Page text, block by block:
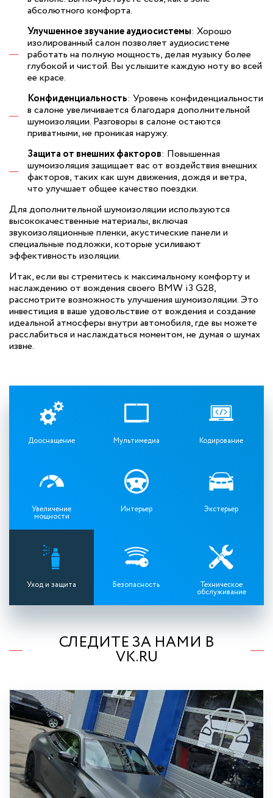
абсолютного комфорта.
Улучшенное звучание аудиосистемы: Хорошо
изолированный салон позволяет аудиосистеме
работать на полную мощность, делая музыку более
глубокой и чистой. Вы услышите каждую ноту во всей
ее красе.
Конфиденциальность: Уровень конфиденциальности
в салоне увеличивается благодаря дополнительной
шумоизоляции. Разговоры в салоне остаются
приватными, не проникая наружу.
Защита от внешних факторов: Повышенная
шумоизоляция защищает вас от воздействия внешних
факторов, таких как шум движения, дождя и ветра,
что улучшает общее качество поездки.
Для дополнительной шумоизоляции используются
высококачественные материалы, включая
звукоизоляционные пленки, акустические панели и
специальные подложки, которые усиливают
эффективность изоляции.
Итак, если вы стремитесь к максимальному комфорту и
наслаждению от вождения своего BMW i3 G28,
рассмотрите возможность улучшения шумоизоляции. Это
инвестиция в ваше удовольствие от вождения и создание
идеальной атмосферы внутри автомобиля, где вы можете
расслабиться и наслаждаться моментом, не думая о шумах
извне.
Дооснащение Мультимедиа Кодирование
Увеличение
мощности
Интерьер Экстерьер
Уход и защита Безопасность Техническое
обслуживание
СЛЕДИТЕ ЗА НАМИ В
VK.RU